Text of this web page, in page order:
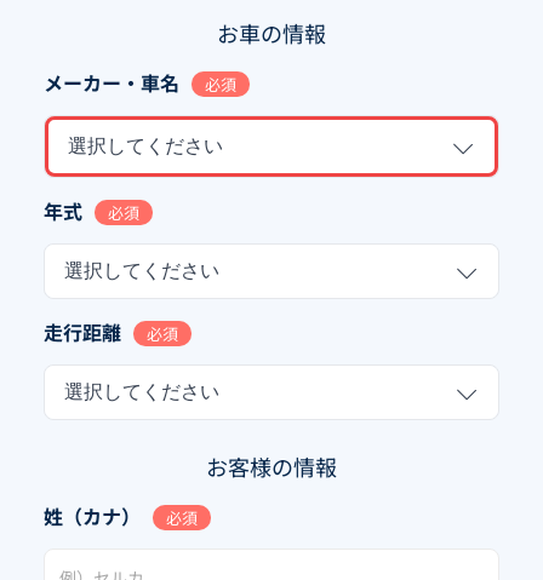
お車の情報
メーカー・車名 必須
選択してください
年式 必須
選択してください
走行距離 必須
選択してください
お客様の情報
姓（カナ） 必須